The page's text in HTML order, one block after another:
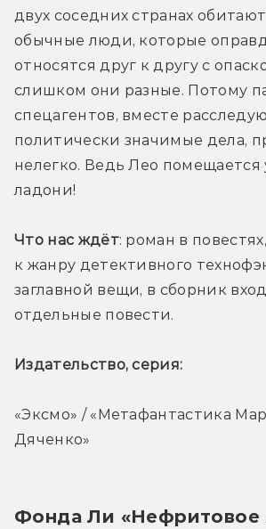
двух соседних странах
обычные люди, которые
относятся друг к другу с
слишком они разные. Потому
спецагентов, вместе
политически значимые дела,
нелегко. Ведь Лео помещается
ладони!
Что нас ждёт: роман в
к жанру детективного
заглавной вещи, в сборник
отдельные повести.
Издательство, серия:
«Эксмо» / «Метафантастика
Дяченко»
Фонда Ли «Нефритовое